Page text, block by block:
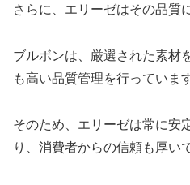
さらに、エリーゼはその品質
ブルボンは、厳選された素材
も高い品質管理を行っていま
そのため、エリーゼは常に安
り、消費者からの信頼も厚い